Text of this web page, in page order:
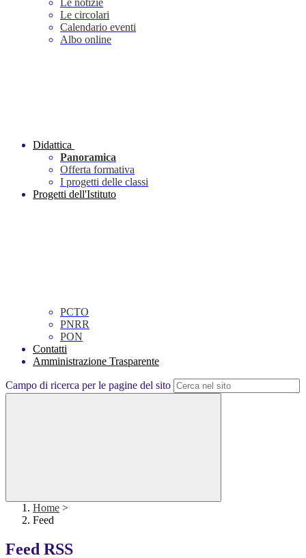
Le notizie
Le circolari
Calendario eventi
Albo online
Didattica
Panoramica
Offerta formativa
I progetti delle classi
Progetti dell'Istituto
PCTO
PNRR
PON
Contatti
Amministrazione Trasparente
Campo di ricerca per le pagine del sito
Home >
Feed
Feed RSS